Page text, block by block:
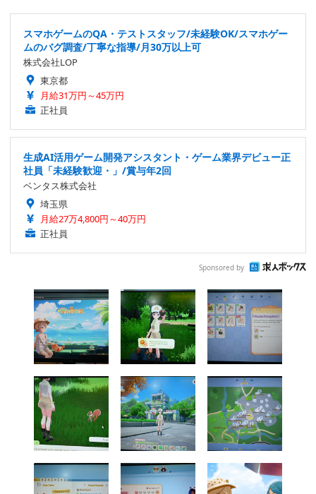
スマホゲームのQA・テストスタッフ/未経験OK/スマホゲー
ムのバグ調査/丁寧な指導/月30万以上可
株式会社LOP
東京都
月給31万円～45万円
正社員
生成AI活用ゲーム開発アシスタント・ゲーム業界デビュー正
社員「未経験歓迎・」/賞与年2回
ベンタス株式会社
埼玉県
月給27万4,800円～40万円
正社員
Sponsored by